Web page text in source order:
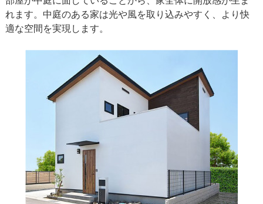
れます。中庭のある家は光や風を取り込みやすく、より快
適な空間を実現します。